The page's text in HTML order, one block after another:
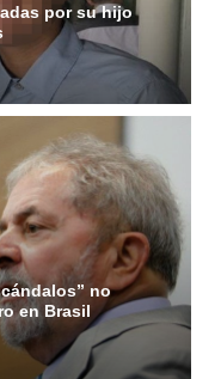
por su hijo
no
en Brasil
put a bird style 2